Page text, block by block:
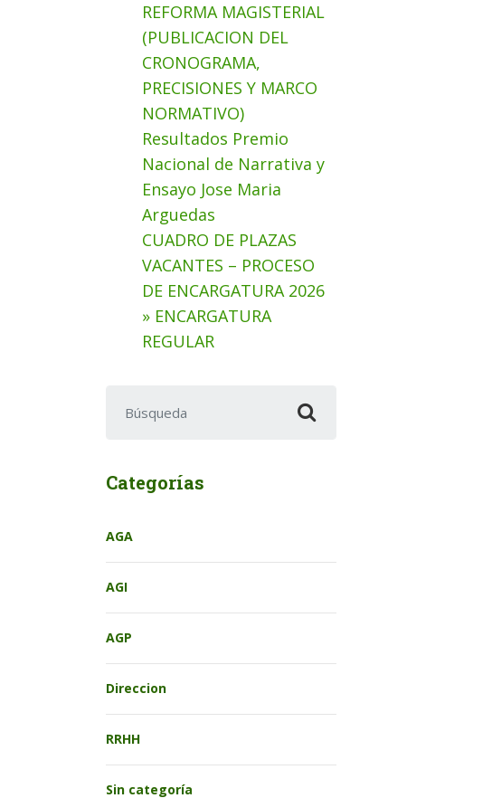
REFORMA MAGISTERIAL
(PUBLICACION DEL
CRONOGRAMA,
PRECISIONES Y MARCO
NORMATIVO)
Resultados Premio
Nacional de Narrativa y
Ensayo Jose Maria
Arguedas
CUADRO DE PLAZAS
VACANTES – PROCESO
DE ENCARGATURA 2026
» ENCARGATURA
REGULAR
Categorías
AGA
AGI
AGP
Direccion
RRHH
Sin categoría